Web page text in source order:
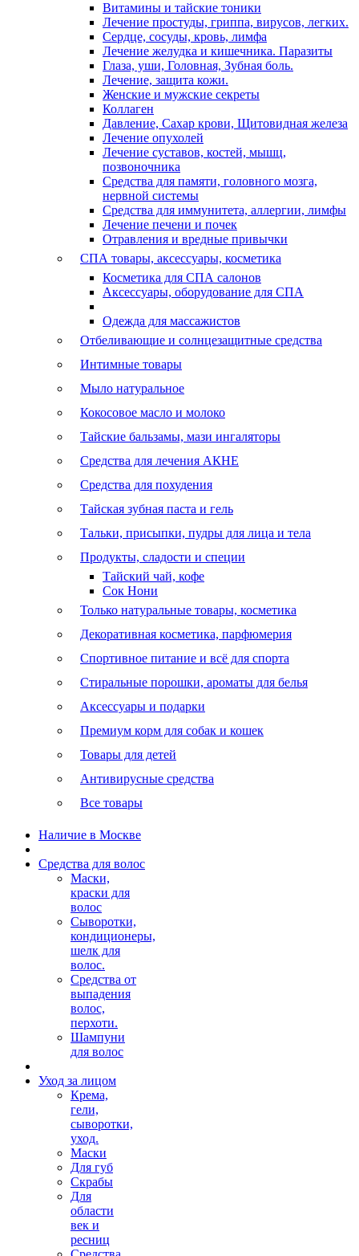
Витамины и тайские тоники
Лечение простуды, гриппа, вирусов, легких.
Сердце, сосуды, кровь, лимфа
Лечение желудка и кишечника. Паразиты
Глаза, уши, Головная, Зубная боль.
Лечение, защита кожи.
Женские и мужские секреты
Коллаген
Давление, Сахар крови, Щитовидная железа
Лечение опухолей
Лечение суставов, костей, мышц,
позвоночника
Средства для памяти, головного мозга,
нервной системы
Средства для иммунитета, аллергии, лимфы
Лечение печени и почек
Отравления и вредные привычки
СПА товары, аксессуары, косметика
Косметика для СПА салонов
Аксессуары, оборудование для СПА
Одежда для массажистов
Отбеливающие и солнцезащитные средства
Интимные товары
Мыло натуральное
Кокосовое масло и молоко
Тайские бальзамы, мази ингаляторы
Средства для лечения АКНЕ
Средства для похудения
Тайская зубная паста и гель
Тальки, присыпки, пудры для лица и тела
Продукты, сладости и специи
Тайский чай, кофе
Сок Нони
Только натуральные товары, косметика
Декоративная косметика, парфюмерия
Спортивное питание и всё для спорта
Стиральные порошки, ароматы для белья
Аксессуары и подарки
Премиум корм для собак и кошек
Товары для детей
Антивирусные средства
Все товары
Наличие в Москве
Средства для волос
Маски,
краски для
волос
Сыворотки,
кондиционеры,
шелк для
волос.
Средства от
выпадения
волос,
перхоти.
Шампуни
для волос
Уход за лицом
Крема,
гели,
сыворотки,
уход.
Маски
Для губ
Скрабы
Для
области
век и
ресниц